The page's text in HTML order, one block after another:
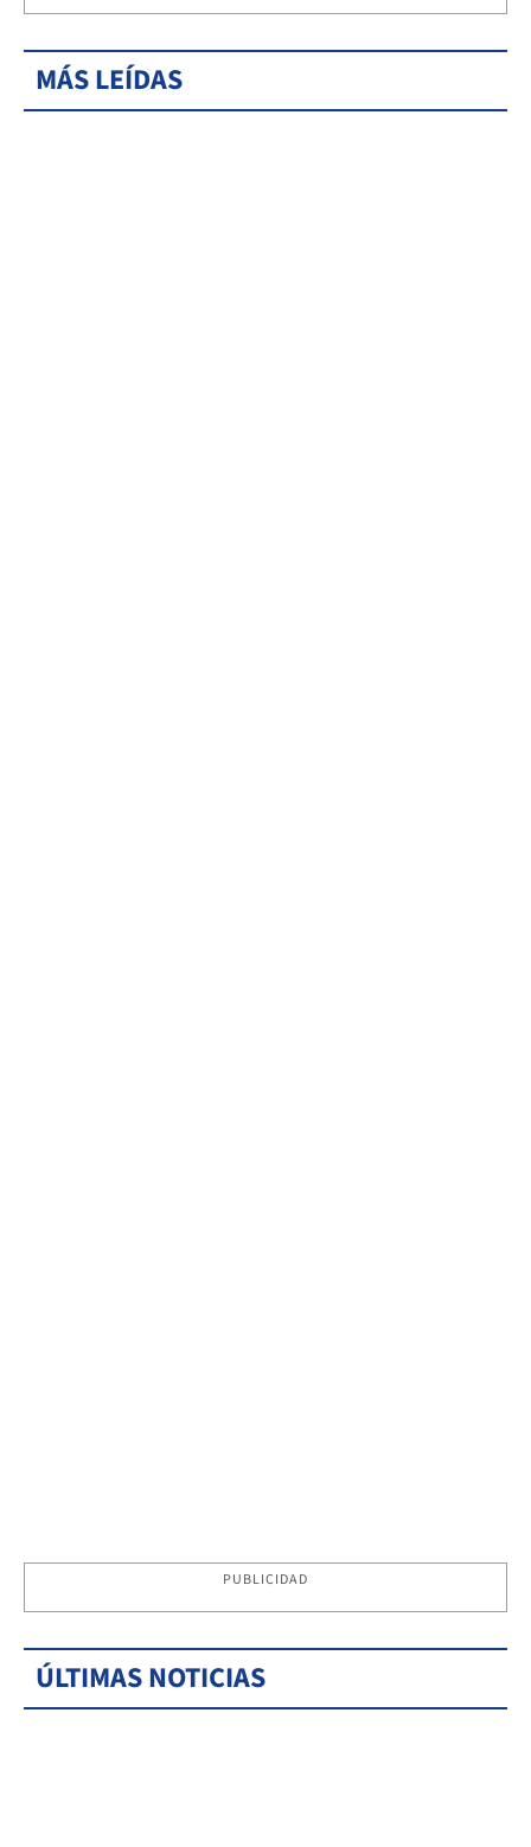
MÁS LEÍDAS
PUBLICIDAD
ÚLTIMAS NOTICIAS